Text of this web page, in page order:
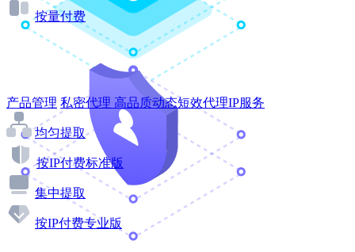
按量付费
产品管理 私密代理 高品质动态短效代理IP服务
均匀提取
按IP付费标准版
集中提取
按IP付费专业版